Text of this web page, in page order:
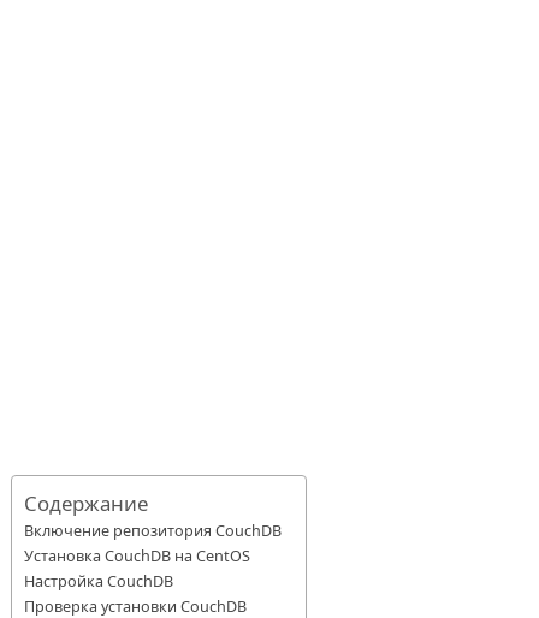
Содержание
Включение репозитория CouchDB
Установка CouchDB на CentOS
Настройка CouchDB
Проверка установки CouchDB